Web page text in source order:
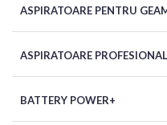
ASPIRATOARE PENTRU
ASPIRATOARE
BATTERY POWER+